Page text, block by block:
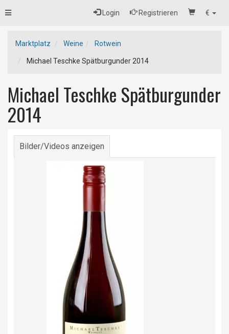
€
Login Registrieren
Toggle
Marktplatz Weine Rotwein
Michael Teschke Spätburgunder 2014
Michael Teschke Spätburgunder
2014
Bilder/Videos anzeigen